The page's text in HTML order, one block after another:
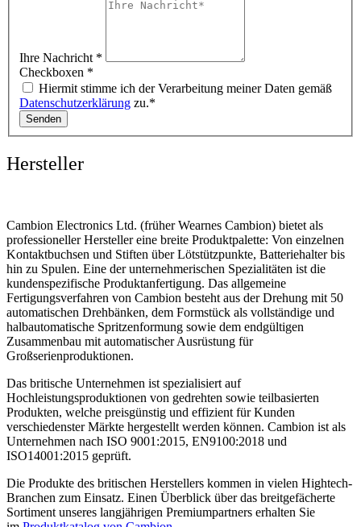
Ihre Nachricht *
Checkboxen *
Hiermit stimme ich der Verarbeitung meiner Daten gemäß
Datenschutzerklärung zu.*
Senden
Hersteller
Cambion Electronics Ltd. (früher Wearnes Cambion) bietet als
professioneller Hersteller eine breite Produktpalette: Von einzelnen
Kontaktbuchsen und Stiften über Lötstützpunkte, Batteriehalter bis
hin zu Spulen. Eine der unternehmerischen Spezialitäten ist die
kundenspezifische Produktanfertigung. Das allgemeine
Fertigungsverfahren von Cambion besteht aus der Drehung mit 50
automatischen Drehbänken, dem Formstück als vollständige und
halbautomatische Spritzenformung sowie dem endgültigen
Zusammenbau mit automatischer Ausrüstung für
Großserienproduktionen.
Das britische Unternehmen ist spezialisiert auf
Hochleistungsproduktionen von gedrehten sowie teilbasierten
Produkten, welche preisgünstig und effizient für Kunden
verschiedenster Märkte hergestellt werden können. Cambion ist als
Unternehmen nach ISO 9001:2015, EN9100:2018 und
ISO14001:2015 geprüft.
Die Produkte des britischen Herstellers kommen in vielen Hightech-
Branchen zum Einsatz. Einen Überblick über das breitgefächerte
Sortiment unseres langjährigen Premiumpartners erhalten Sie